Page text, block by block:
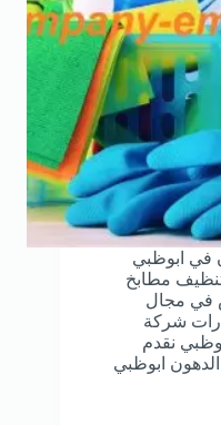
في ابوظبي
تنظيف مطابخ
في مجال
شركة
نقدم
ابوظبي